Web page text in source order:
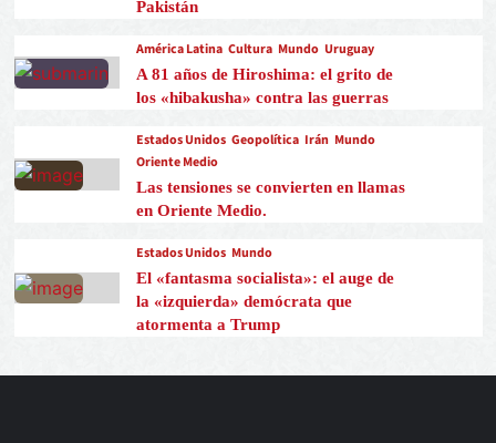
Pakistán
América Latina Cultura Mundo Uruguay
A 81 años de Hiroshima: el grito de
los «hibakusha» contra las guerras
Estados Unidos Geopolítica Irán Mundo
Oriente Medio
Las tensiones se convierten en llamas
en Oriente Medio.
Estados Unidos Mundo
El «fantasma socialista»: el auge de
la «izquierda» demócrata que
atormenta a Trump